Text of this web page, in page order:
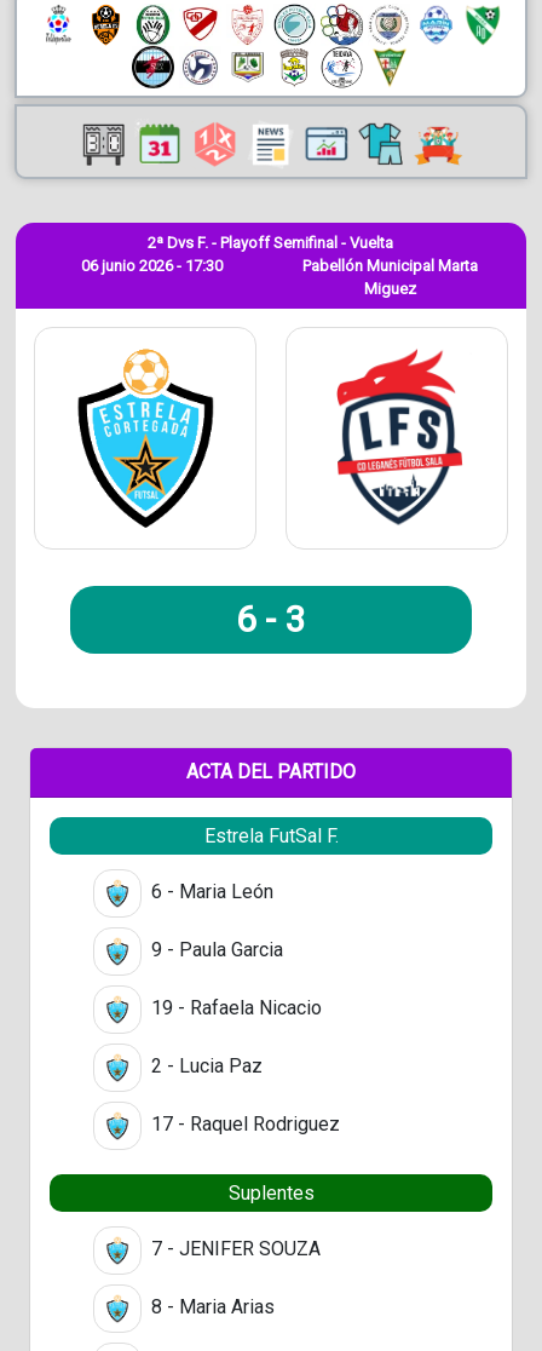
06 junio 2026 - 17:30
2ª Dvs F. - Playoff Semifinal - Vuelta
Pabellón Municipal Marta
Miguez
6 - 3
ACTA DEL PARTIDO
Estrela FutSal F.
6 - Maria León
9 - Paula Garcia
19 - Rafaela Nicacio
2 - Lucia Paz
17 - Raquel Rodriguez
Suplentes
7 - JENIFER SOUZA
8 - Maria Arias